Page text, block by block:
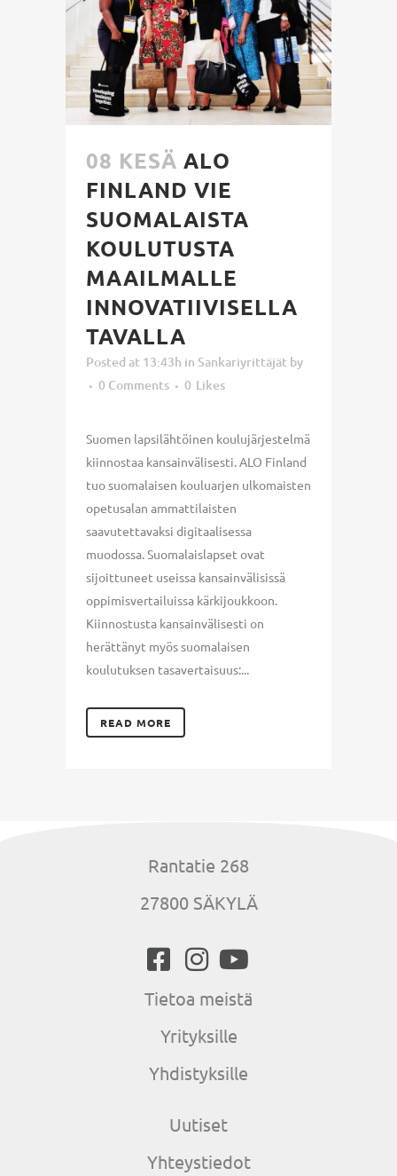
08 KESÄ ALO
FINLAND VIE
SUOMALAISTA
KOULUTUSTA
MAAILMALLE
INNOVATIIVISELLA
TAVALLA
Posted at 13:43h in Sankariyrittäjät by
0 Comments
0 Likes
Suomen lapsilähtöinen koulujärjestelmä
kiinnostaa kansainvälisesti. ALO Finland
tuo suomalaisen kouluarjen ulkomaisten
opetusalan ammattilaisten
saavutettavaksi digitaalisessa
muodossa. Suomalaislapset ovat
sijoittuneet useissa kansainvälisissä
oppimisvertailuissa kärkijoukkoon.
Kiinnostusta kansainvälisesti on
herättänyt myös suomalaisen
koulutuksen tasavertaisuus:...
READ MORE
Rantatie 268
27800 SÄKYLÄ
Tietoa meistä
Yrityksille
Yhdistyksille
Uutiset
Yhteystiedot